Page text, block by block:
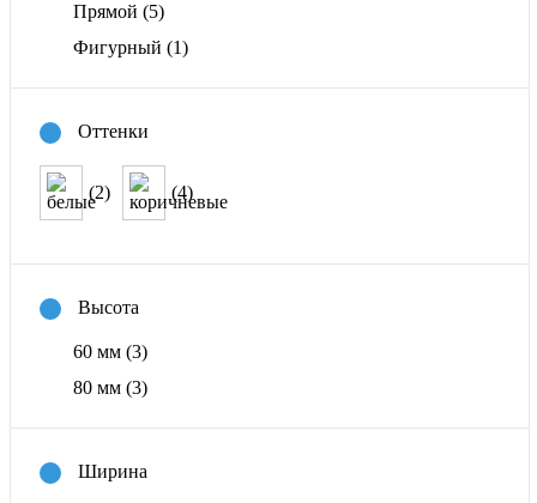
Прямой (5)
Фигурный (1)
Оттенки
(2) (4)
Высота
60 мм (3)
80 мм (3)
Ширина